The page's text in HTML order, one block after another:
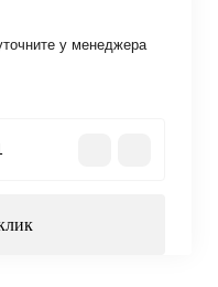
у менеджера